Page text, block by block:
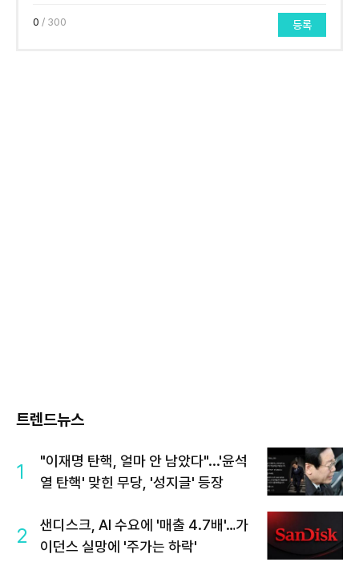
0 / 300 등록
트렌드뉴스
1
"이재명 탄핵, 얼마 안 남았다"...'윤석
열 탄핵' 맞힌 무당, '성지글' 등장
2
샌디스크, AI 수요에 '매출 4.7배'…가
이던스 실망에 '주가는 하락'